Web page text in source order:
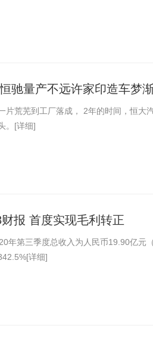
驰量产不远许家印造车梦
片荒芜到工厂落成， 2年的时间，恒大
。 [详细]
报 首度实现毛利转正
年第三季度总收入为人民币19.90亿元
[详细]